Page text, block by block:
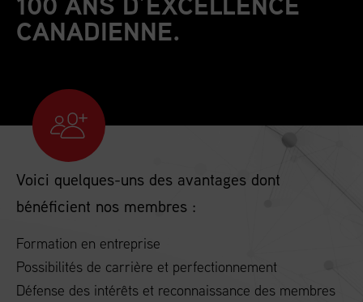
CANADIENNE.
Voici quelques-uns des avantages dont
bénéficient nos membres :
Formation en entreprise
Possibilités de carrière et perfectionnement
Défense des intérêts et reconnaissance des membres